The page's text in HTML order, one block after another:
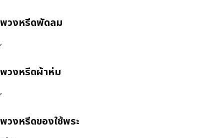
พวงหรีดพัดลม
,
พวงหรีดผ้าห่ม
,
พวงหรีดของใช้พระ